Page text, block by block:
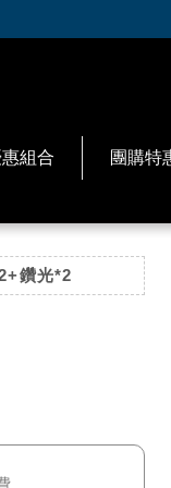
組合 團購特
鑽光*2